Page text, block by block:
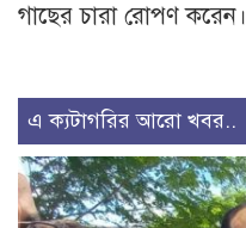
গাছের চারা রোপণ করেন।
এ ক্যটাগরির আরো খবর..